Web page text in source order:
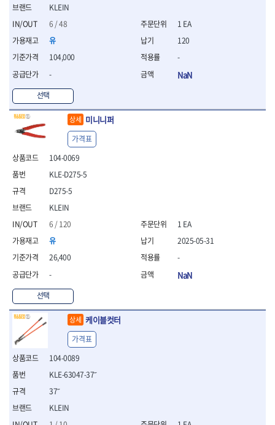
- 볼트세터
- 너트드라이버
- 자화기
- 레이저팁 드라이버
- 라쳇렌치
- 임팩엑스트라롱소켓
- 파워렌치
- 드릴척아답타
- 조인트플러그소켓
- 옵셋렌치
- 파워렌치
- 소켓홀더
- 토크아답타
- 비트소켓세트
- 포지비트
- 일자비트
- 임팩별비트
- 임팩일자비트
- 임팩포지비트
- 임팩별비트소켓
- 임팩XZN비트소켓
- 십자비트소켓
- 일자비트소켓
- XZN비트
- 임팩XZN비트
- 라쳇핸들세트
- 사각비트
- 포지비트소켓
KLEIN
6 / 48
유
104,000
-
선택
1 EA
120
-
NaN
상세 미니니퍼
104-0069
KLEIN
6 / 120
유
26,400
-
선택
KLE-D275-5
D275-5
가격표
1 EA
2025-05-31
-
NaN
상세 케이블컷터
104-0089
KLEIN
KLE-63047-37˝
37˝
가격표